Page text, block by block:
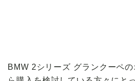
BMW 2シリーズ グランクーペ